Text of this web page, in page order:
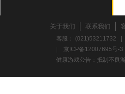
关于我们 联系我们
客服： (021)53211732 |
京ICP备12007695号-3
健康游戏公告：抵制不良